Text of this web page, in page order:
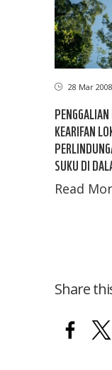
28 Mar 2008
KEARIFAN
SUKU DI
Read
Share